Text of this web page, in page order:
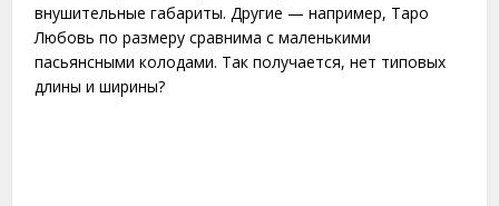
внушительные габариты. Другие — например, Таро
Любовь по размеру сравнима с маленькими
пасьянсными колодами. Так получается, нет типовых
длины и ширины?